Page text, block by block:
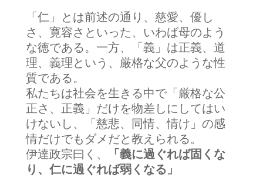
「仁」とは前述の通り、慈愛、優し
さ、寛容さといった、いわば母のよう
な徳である。一方、「義」は正義、道
理、義理という、厳格な父のような性
質である。
私たちは社会を生きる中で「厳格な公
正さ、正義」だけを物差しにしてはい
けないし、「慈悲、同情、情け」の感
情だけでもダメだと教えられる。
伊達政宗曰く、
「義に過ぐれば固くな
り、仁に過ぐれば弱くなる」